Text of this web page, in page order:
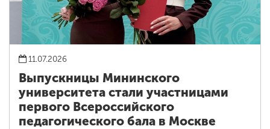
11.07.2026
Выпускницы Мининского
университета стали участницами
первого Всероссийского
педагогического бала в Москве